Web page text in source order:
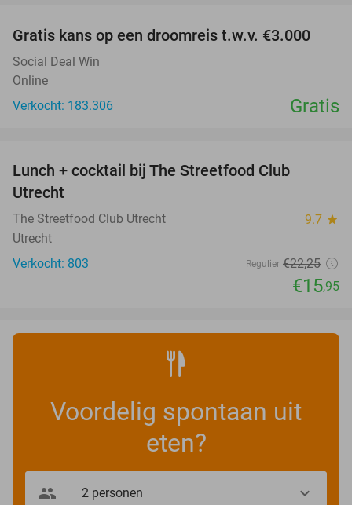
Gratis kans op een droomreis t.w.v. €3.000
Social Deal Win
Online
Verkocht: 183.306
Gratis
Lunch + cocktail bij The Streetfood Club
Utrecht
The Streetfood Club Utrecht 9.7 star
Utrecht
Verkocht: 803
Regulier €22,25
€15,95
Voordelig spontaan uit
eten?